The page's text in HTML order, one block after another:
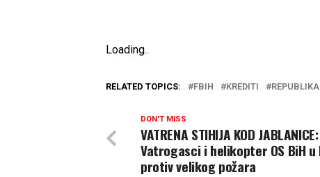
Loading..
RELATED TOPICS: FBIH KREDITI
DON'T MISS
VATRENA STIHIJA KOD JABLANICE:
Vatrogasci i helikopter OS BiH
protiv velikog požara